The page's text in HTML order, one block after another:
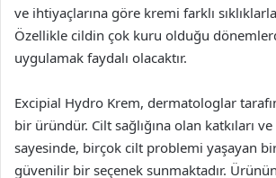
ve ihtiyaçlarına göre kremi farklı
Özellikle cildin çok kuru olduğu
uygulamak faydalı olacaktır.
Excipial Hydro Krem, dermatologlar
bir üründür. Cilt sağlığına olan katkıları
sayesinde, birçok cilt problemi yaşayan
güvenilir bir seçenek sunmaktadır.